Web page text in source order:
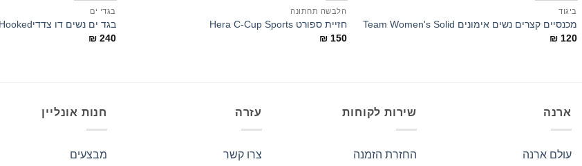
ביגוד
מכנסיים קצרים נשים אימונים Team Women's Solid
₪ 120
הלבשה תחתונה
חזיית ספורט Hera C-Cup Sports
₪150
בגדי ים
בגד ים נשים דו צדדיReversible Hooked
₪ 240
ארנה
עולם ארנה
שירות לקוחות
החזרת הזמנה
עזרה
צרו קשר
חנות אונליין
מבצעים